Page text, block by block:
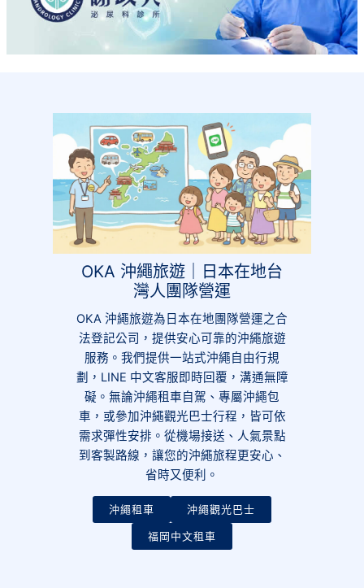
OKA 沖繩旅遊｜日本在地台
灣人團隊營運
OKA 沖繩旅遊為日本在地團隊營運之合
法登記公司，提供安心可靠的沖繩旅遊
服務。我們提供一站式沖繩自由行規
劃，LINE 中文客服即時回覆，溝通無障
礙。無論沖繩租車自駕、專屬沖繩包
車，或參加沖繩觀光巴士行程，皆可依
需求彈性安排。從機場接送、人氣景點
到客製路線，讓您的沖繩旅程更安心、
省時又便利。
沖繩租車 沖繩觀光巴士
福岡中文租車